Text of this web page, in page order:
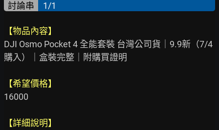
討論串 1/1
【物品內容】
DJI Osmo Pocket 4 全能套裝 台灣公司貨｜9.9新（7/4
購入）｜盒裝完整｜附購買證明
【希望價格】
16000
【詳細說明】